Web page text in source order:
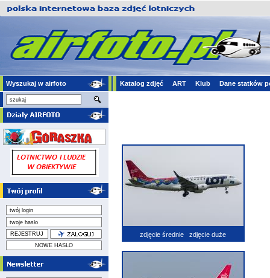
Wyszukaj w airfoto Katalog zdjęć ART Klub Dane statków
zdjęcie średnie zdjęcie duże